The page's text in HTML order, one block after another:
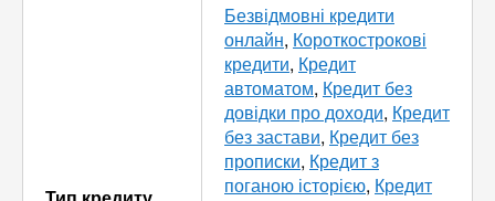
Безвідмовні кредити
онлайн, Короткострокові
кредити, Кредит
автоматом, Кредит без
довідки про доходи, Кредит
без застави, Кредит без
прописки, Кредит з
поганою історією, Кредит